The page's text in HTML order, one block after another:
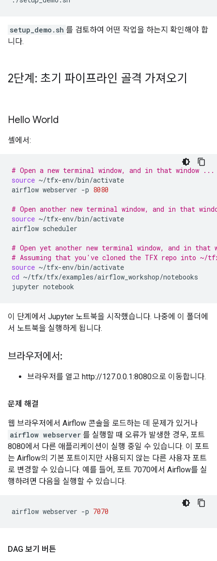
setup_demo.sh 를 검토하여 어떤 작업을 하는지 확인해야 합
니다.
2단계: 초기 파이프라인 골격 가져오기
Hello World
셸에서:
# Open a new terminal window, and in that window ...
source ~/tfx-env/bin/activate
airflow webserver -p 8080
# Open another new terminal window, and in that
source ~/tfx-env/bin/activate
airflow scheduler
# Open yet another new terminal window, and in that
# Assuming that you've cloned the TFX repo into ~/
source
cd ~/tfx/tfx/examples/airflow_workshop/notebooks
jupyter
이 단계에서 Jupyter 노트북을 시작했습니다. 나중에 이 폴더에
서 노트북을 실행하게 됩니다.
브라우저에서:
브라우저를 열고 http://127.0.0.1:8080으로 이동합니다.
문제 해결
웹 브라우저에서 Airflow 콘솔을 로드하는 데 문제가 있거나
airflow webserver 를 실행할 때 오류가 발생한 경우, 포트
8080에서 다른 애플리케이션이 실행 중일 수 있습니다. 이 포트
는 Airflow의 기본 포트이지만 사용되지 않는 다른 사용자 포트
로 변경할 수 있습니다. 예를 들어, 포트 7070에서 Airflow를 실
행하려면 다음을 실행할 수 있습니다.
airflow webserver -p 7070
DAG 보기 버튼